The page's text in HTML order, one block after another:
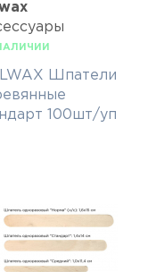
Шпатели
100шт/уп